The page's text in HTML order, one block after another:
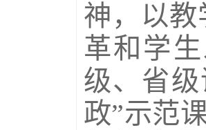
神，以
革和学
级、省
政”示范